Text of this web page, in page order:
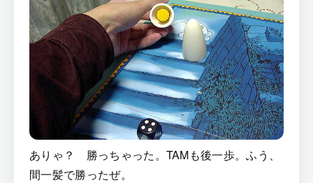
ありゃ？ 勝っちゃった。TAMも後一歩。ふう、
間一髪で勝ったぜ。